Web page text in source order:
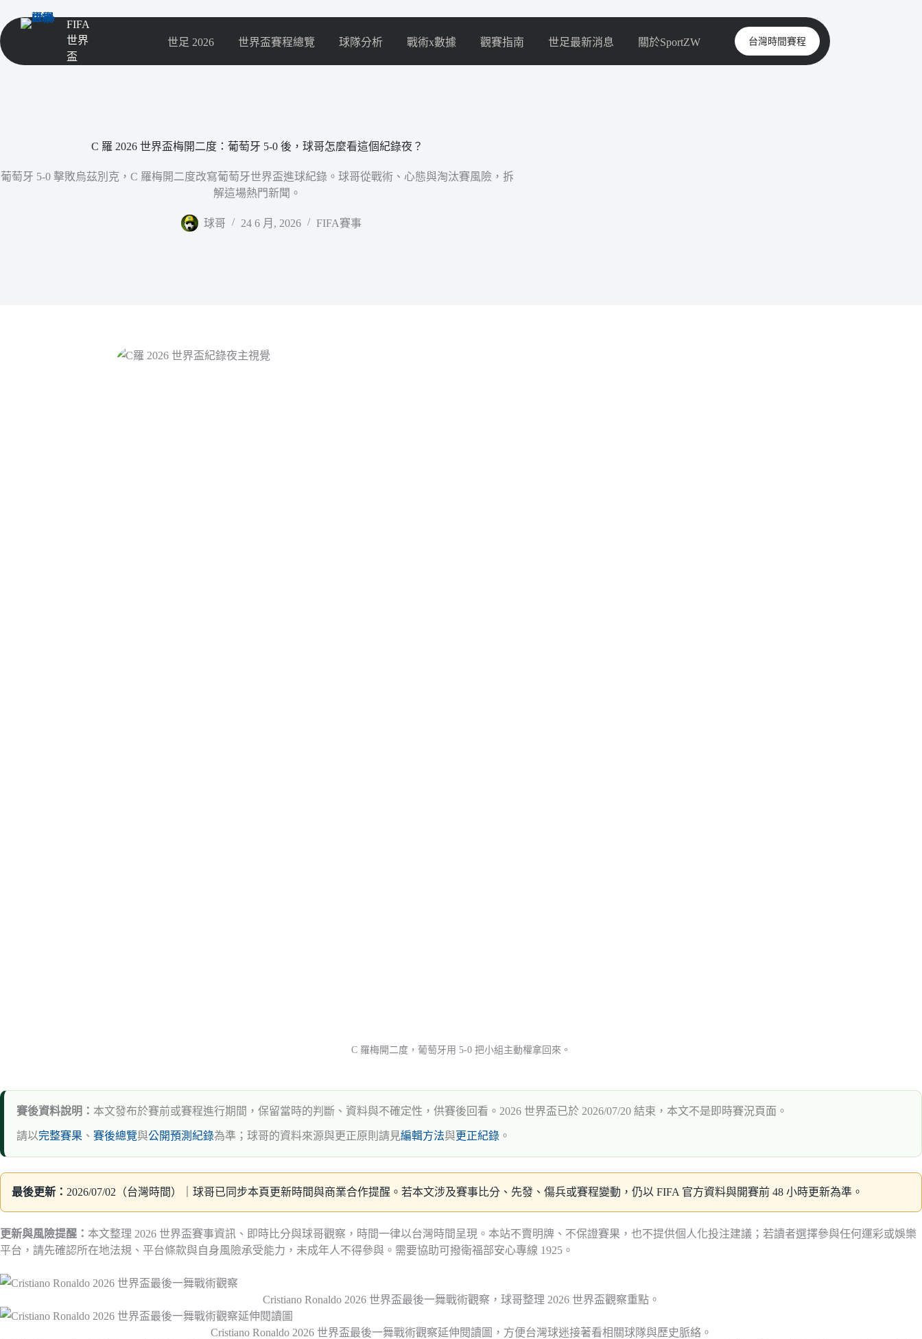
FIFA
世界
盃
世足 2026 世界盃賽程總覽 球隊分析 戰術x數據 觀賽指南 世足最新消息 關於SportZW 台灣時間賽程
C 羅 2026 世界盃梅開二度：葡萄牙 5-0 後，球哥怎麼看這個紀錄夜？
葡萄牙 5-0 擊敗烏茲別克，C 羅梅開二度改寫葡萄牙世界盃進球紀錄。球哥從戰術、心態與淘汰賽風險，拆
解這場熱門新聞。
球哥 24 6 月, 2026 FIFA賽事
C 羅梅開二度，葡萄牙用 5-0 把小組主動權拿回來。
賽後資料說明： 本文發布於賽前或賽程進行期間，保留當時的判斷、資料與不確定性，供賽後回看。2026 世界盃已於 2026/07/20 結束，本文不是即時賽況頁面。
請以完整賽果 、 賽後總覽與公開預測紀錄為準；球哥的資料來源與更正原則請見編輯方法與更正紀錄 。
最後更新： 2026/07/02（台灣時間）｜球哥已同步本頁更新時間與商業合作提醒。若本文涉及賽事比分、先發、傷兵或賽程變動，仍以 FIFA 官方資料與開賽前 48 小時更新為準。
更新與風險提醒： 本文整理 2026 世界盃賽事資訊、即時比分與球哥觀察，時間一律以台灣時間呈現。本站不賣明牌、不保證賽果，也不提供個人化投注建議；若讀者選擇參與任何運彩或娛樂
平台，請先確認所在地法規、平台條款與自身風險承受能力，未成年人不得參與。需要協助可撥衛福部安心專線 1925。
Cristiano Ronaldo 2026 世界盃最後一舞戰術觀察，球哥整理 2026 世界盃觀察重點。
Cristiano Ronaldo 2026 世界盃最後一舞戰術觀察延伸閱讀圖，方便台灣球迷接著看相關球隊與歷史脈絡。